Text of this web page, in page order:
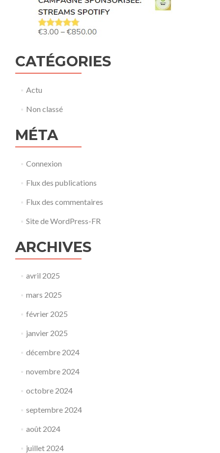
CATÉGORIES
Actu
Non classé
MÉTA
Connexion
Flux des publications
Flux des commentaires
Site de WordPress-FR
ARCHIVES
avril 2025
mars 2025
février 2025
janvier 2025
décembre 2024
novembre 2024
octobre 2024
septembre 2024
août 2024
juillet 2024